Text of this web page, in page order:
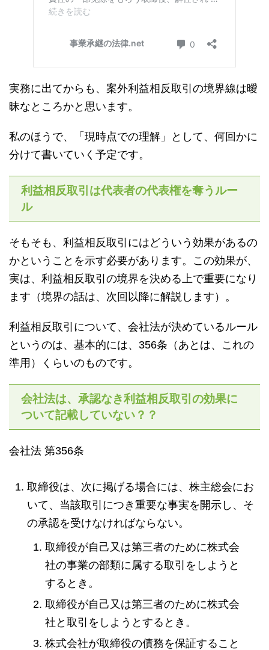
実務に出てからも、案外利益相反取引の境界線は曖
昧なところかと思います。
私のほうで、「現時点での理解」として、何回かに
分けて書いていく予定です。
利益相反取引は代表者の代表権を奪うルー
ル
そもそも、利益相反取引にはどういう効果があるの
かということを示す必要があります。この効果が、
実は、利益相反取引の境界を決める上で重要になり
ます（境界の話は、次回以降に解説します）。
利益相反取引について、会社法が決めているルール
というのは、基本的には、356条（あとは、これの
準用）くらいのものです。
会社法は、承認なき利益相反取引の効果に
ついて記載していない？？
会社法 第356条
取締役は、次に掲げる場合には、株主総会にお
いて、当該取引につき重要な事実を開示し、そ
の承認を受けなければならない。
取締役が自己又は第三者のために株式会
社の事業の部類に属する取引をしようと
するとき。
取締役が自己又は第三者のために株式会
社と取引をしようとするとき。
株式会社が取締役の債務を保証すること